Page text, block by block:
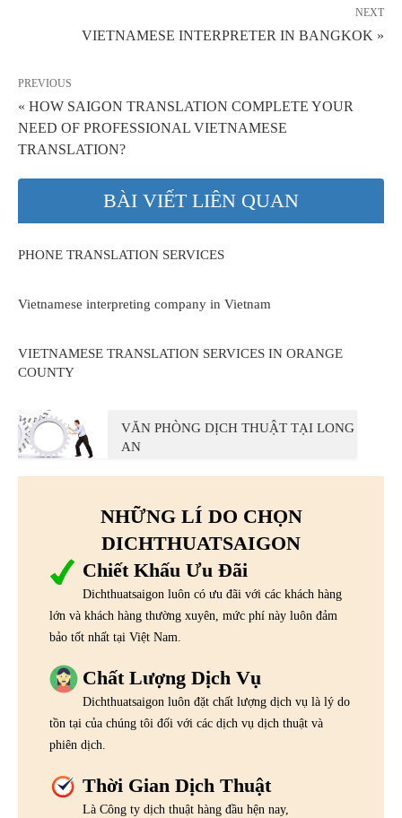
NEXT
VIETNAMESE INTERPRETER IN BANGKOK »
PREVIOUS
« HOW SAIGON TRANSLATION COMPLETE YOUR
NEED OF PROFESSIONAL VIETNAMESE
TRANSLATION?
BÀI VIẾT LIÊN QUAN
PHONE TRANSLATION SERVICES
Vietnamese interpreting company in Vietnam
VIETNAMESE TRANSLATION SERVICES IN ORANGE
COUNTY
VĂN PHÒNG DỊCH THUẬT TẠI LONG
AN
NHỮNG LÍ DO CHỌN
DICHTHUATSAIGON
Chiết Khấu Ưu Đãi
Dichthuatsaigon luôn có ưu đãi với các khách hàng
lớn và khách hàng thường xuyên, mức phí này luôn đảm
bảo tốt nhất tại Việt Nam.
Chất Lượng Dịch Vụ
Dichthuatsaigon luôn đặt chất lượng dịch vụ là lý do
tồn tại của chúng tôi đối với các dịch vụ dịch thuật và
phiên dịch.
Thời Gian Dịch Thuật
Là Công ty dịch thuật hàng đầu hện nay,